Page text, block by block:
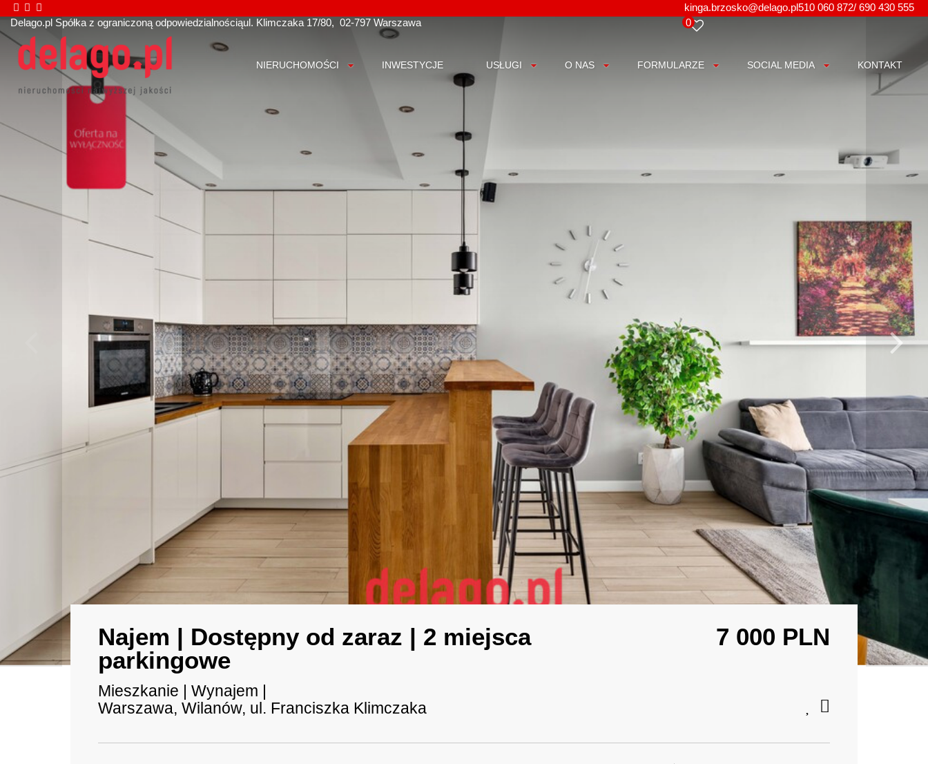
Delago.pl Spółka z ograniczoną odpowiedzialnościąul. Klimczaka 17/80 02-797 Warszawa
kinga.brzosko@delago.pl510 060 872/ 690 430 555
0
NIERUCHOMOŚCI INWESTYCJE USŁUGI O NAS FORMULARZE SOCIAL MEDIA KONTAKT
Najem | Dostępny od zaraz | 2 miejsca
parkingowe
Mieszkanie | Wynajem |
Warszawa, Wilanów, ul. Franciszka Klimczaka
7 000 PLN